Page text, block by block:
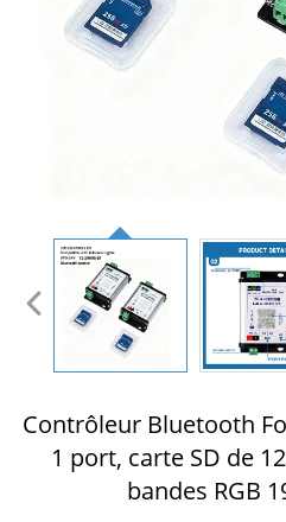
Contrôleur Bluetooth
1 port, carte SD de
bandes RGB